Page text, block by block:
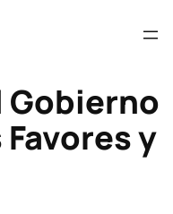
Gobierno
y